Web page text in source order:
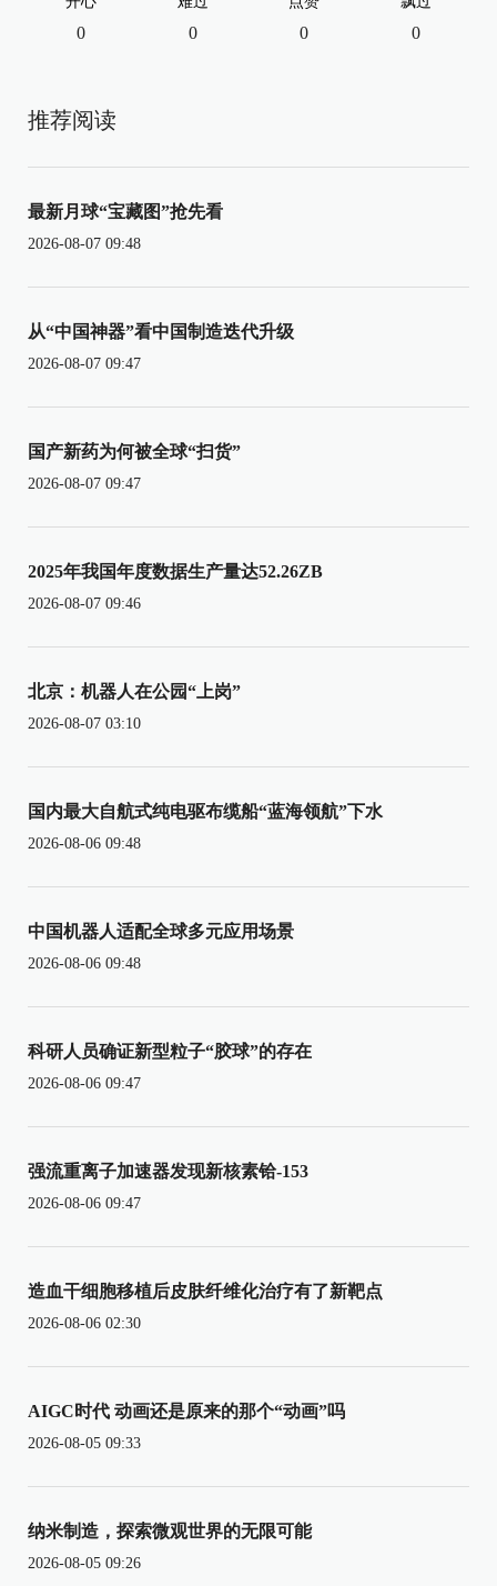
0 0 0 0
推荐阅读
最新月球“宝藏图”抢先看
2026-08-07 09:48
从“中国神器”看中国制造迭代升级
2026-08-07 09:47
国产新药为何被全球“扫货”
2026-08-07 09:47
2025年我国年度数据生产量达52.26ZB
2026-08-07 09:46
北京：机器人在公园“上岗”
2026-08-07 03:10
国内最大自航式纯电驱布缆船“蓝海领航”下水
2026-08-06 09:48
中国机器人适配全球多元应用场景
2026-08-06 09:48
科研人员确证新型粒子“胶球”的存在
2026-08-06 09:47
强流重离子加速器发现新核素铪-153
2026-08-06 09:47
造血干细胞移植后皮肤纤维化治疗有了新靶点
2026-08-06 02:30
AIGC时代 动画还是原来的那个“动画”吗
2026-08-05 09:33
纳米制造，探索微观世界的无限可能
2026-08-05 09:26